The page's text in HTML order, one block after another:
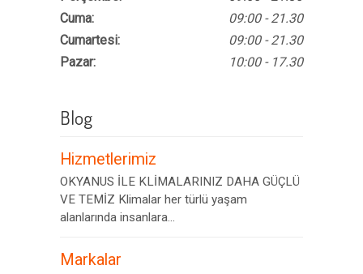
Cuma:
Cumartesi:
Pazar:
09:00 - 21.30
09:00 - 21.30
10:00 - 17.30
Blog
Hizmetlerimiz
OKYANUS İLE KLİMALARINIZ DAHA GÜÇLÜ
VE TEMİZ Klimalar her türlü yaşam
alanlarında insanlara...
Markalar